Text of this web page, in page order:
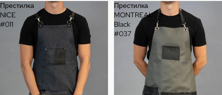
Престилка
NICE
#011
Престилка
MONTREAL
Black
#037